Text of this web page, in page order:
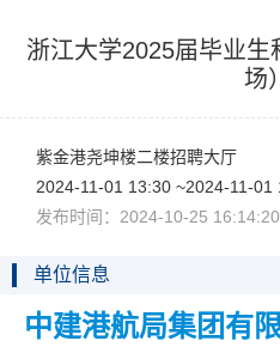
浙江大学2025届毕业
场）
紫金港尧坤楼二楼招聘大厅
2024-11-0113:30~2024-11-
发布时间：2024-10-
单位信息
中建港航局集团有